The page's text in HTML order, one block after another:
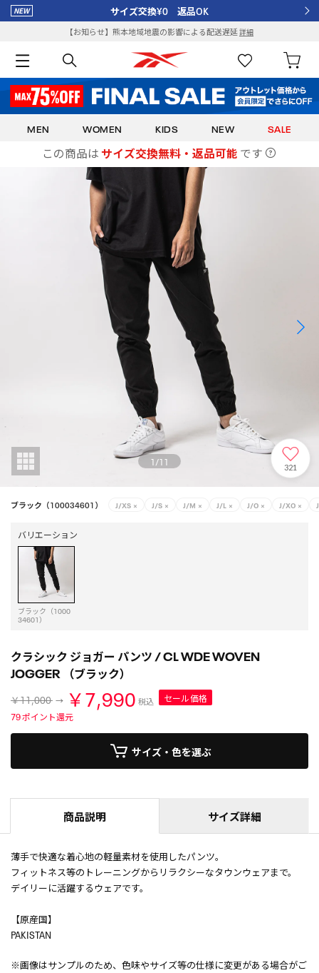
サイズ交換¥0 返品OK
【お知らせ】熊本地域地震の影響による配送遅延詳細
MEN WOMEN KIDS NEW SALE
この商品は サイズ交換無料・返品可能 です
1/11 321
ブラック（100034601） J/XS × J/S × J/M × J/L × J/O × J/XO ×
バリエーション
ブラック（1000
34601）
クラシック ジョガー パンツ / CL WDE WOVEN
JOGGER （ブラック）
￥11,000 ￥7,990 税込
セール価格
79ポイント還元
サイズ・色を選ぶ
商品説明 サイズ詳細
薄手で快適な着心地の軽量素材を使用したパンツ。
フィットネス等のトレーニングからリラクシーなタウンウェアまで。
デイリーに活躍するウェアです。
【原産国】
PAKISTAN
※画像はサンプルのため、色味やサイズ等の仕様に変更がある場合がご